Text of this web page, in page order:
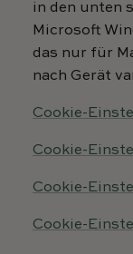
in den unten
Microsoft
das nur für
nach Gerät
Cookie-
Cookie-
Cookie-
Cookie-